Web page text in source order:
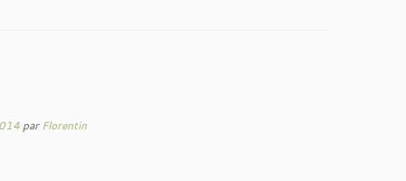
parFlorentin